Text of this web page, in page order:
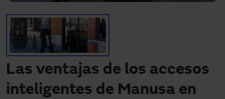
Las ventajas de los accesos
inteligentes de Manusa en